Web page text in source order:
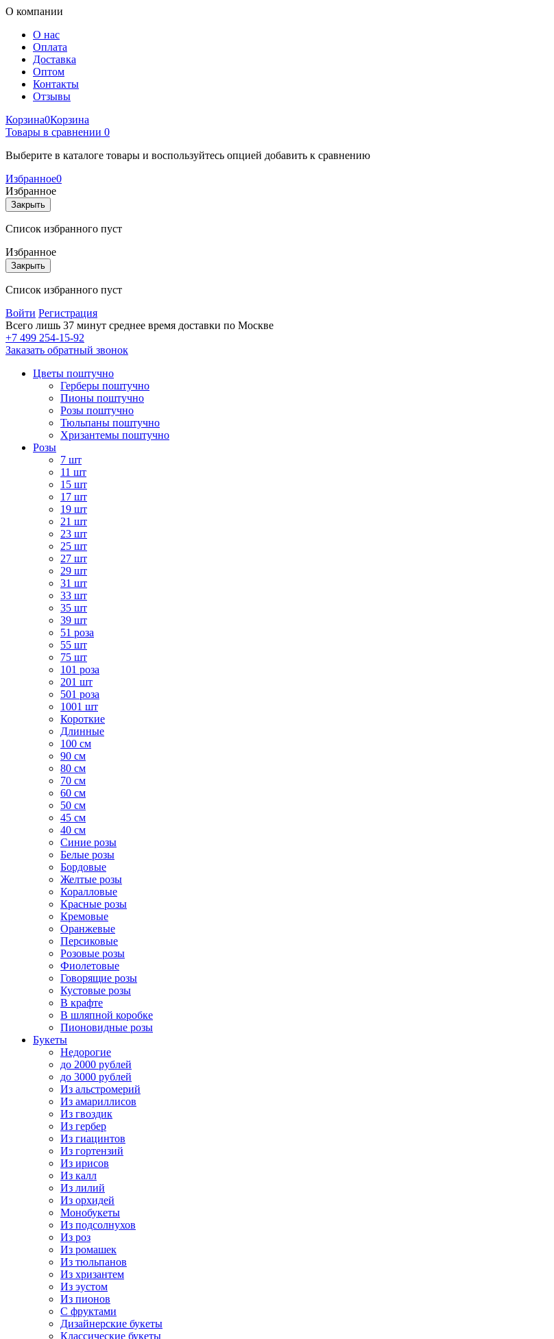
О компании
О нас
Оплата
Доставка
Оптом
Контакты
Отзывы
Корзина0Корзина
Товары в сравнении 0
Выберите в каталоге товары и воспользуйтесь опцией добавить к сравнению
Избранное0
Избранное
Закрыть
Список избранного пуст
Избранное
Закрыть
Список избранного пуст
Войти Регистрация
Всего лишь 37 минут среднее время доставки по Москве
+7 499 254-15-92
Заказать обратный звонок
Цветы поштучно
Герберы поштучно
Пионы поштучно
Розы поштучно
Тюльпаны поштучно
Хризантемы поштучно
Розы
7 шт
11 шт
15 шт
17 шт
19 шт
21 шт
23 шт
25 шт
27 шт
29 шт
31 шт
33 шт
35 шт
39 шт
51 роза
55 шт
75 шт
101 роза
201 шт
501 роза
1001 шт
Короткие
Длинные
100 см
90 см
80 см
70 см
60 см
50 см
45 см
40 см
Cиние розы
Белые розы
Бордовые
Желтые розы
Коралловые
Красные розы
Кремовые
Оранжевые
Персиковые
Розовые розы
Фиолетовые
Говорящие розы
Кустовые розы
В крафте
В шляпной коробке
Пионовидные розы
Букеты
Недорогие
до 2000 рублей
до 3000 рублей
Из альстромерий
Из амариллисов
Из гвоздик
Из гербер
Из гиацинтов
Из гортензий
Из ирисов
Из калл
Из лилий
Из орхидей
Монобукеты
Из подсолнухов
Из роз
Из ромашек
Из тюльпанов
Из хризантем
Из эустом
Из пионов
С фруктами
Дизайнерские букеты
Классические букеты